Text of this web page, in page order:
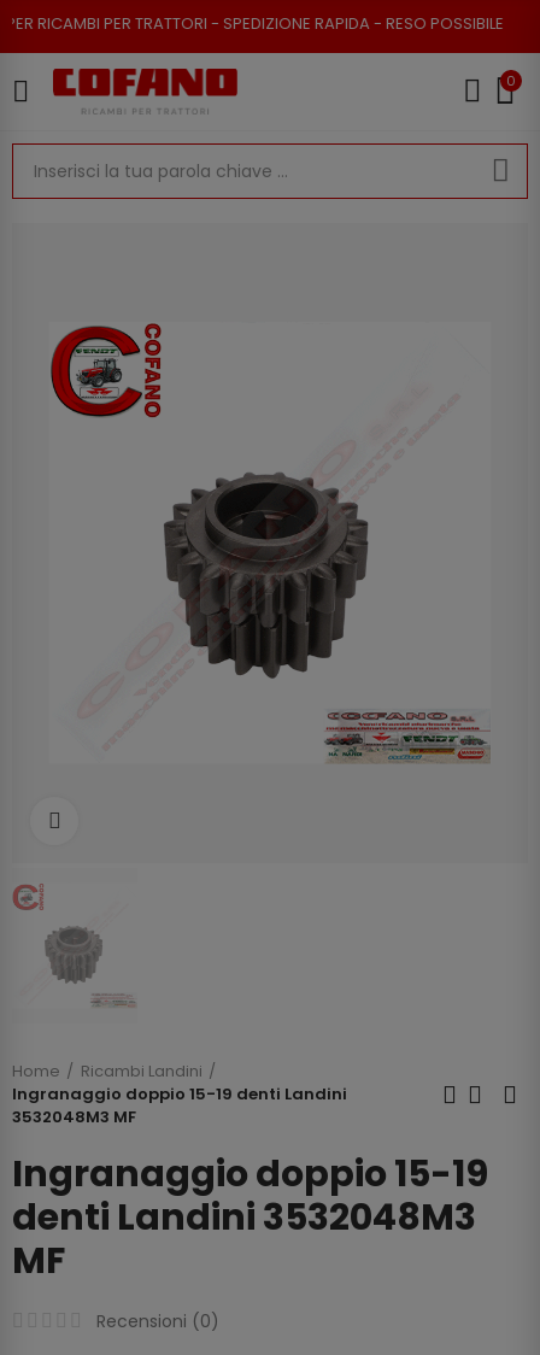
PER TRATTORI - SPEDIZIONE RAPIDA - RESO POSSIBILE
0
Home
Ricambi Landini
Ingranaggio doppio 15-19 denti Landini
3532048M3 MF
Ingranaggio doppio 15-19
denti Landini 3532048M3
MF
Recensioni (0)